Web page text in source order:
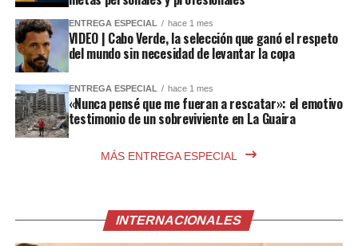
ENTREGA ESPECIAL hace 1 mes
VIDEO | Cabo Verde, la selección que ganó el respeto
del mundo sin necesidad de levantar la copa
ENTREGA ESPECIAL hace 1 mes
«Nunca pensé que me fueran a rescatar»: el emotivo
testimonio de un sobreviviente en La Guaira
MÁS ENTREGA ESPECIAL
INTERNACIONALES